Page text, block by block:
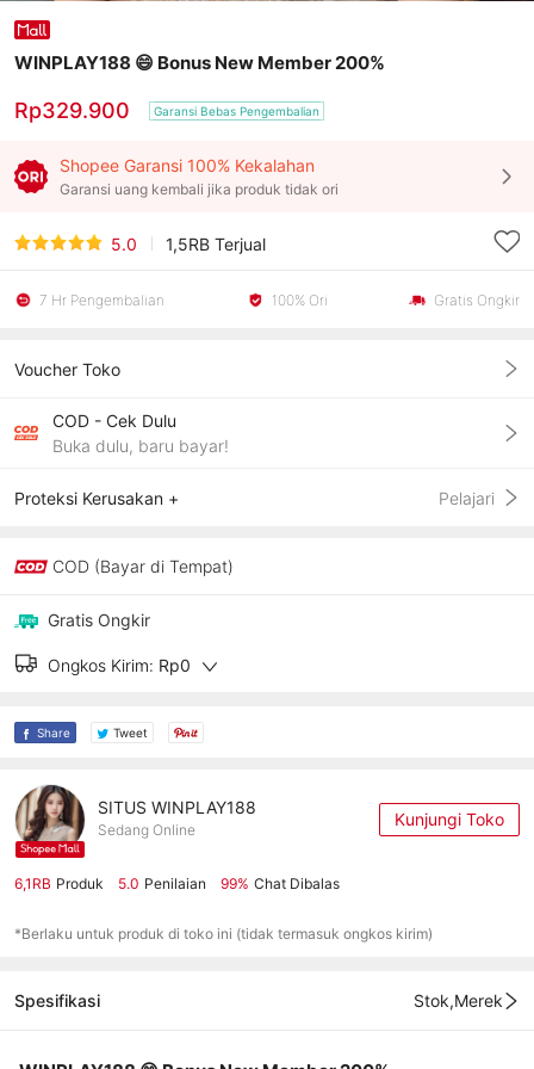
WINPLAY188 😄 Bonus New Member 200%
Rp329.900 Garansi Bebas Pengembalian
Shopee Garansi 100% Kekalahan
Garansi uang kembali jika produk tidak ori
5.0 1,5RB Terjual
7 Hr Pengembalian 100% Ori Gratis Ongkir
Voucher Toko
COD - Cek Dulu
Buka dulu, baru bayar!
Proteksi Kerusakan + Pelajari
COD (Bayar di Tempat)
Gratis Ongkir
Ongkos Kirim: Rp0
Share Tweet
SITUS WINPLAY188
Sedang Online Kunjungi Toko
6,1RB Produk 5.0 Penilaian 99% Chat Dibalas
*Berlaku untuk produk di toko ini (tidak termasuk ongkos kirim)
Spesifikasi Stok,Merek